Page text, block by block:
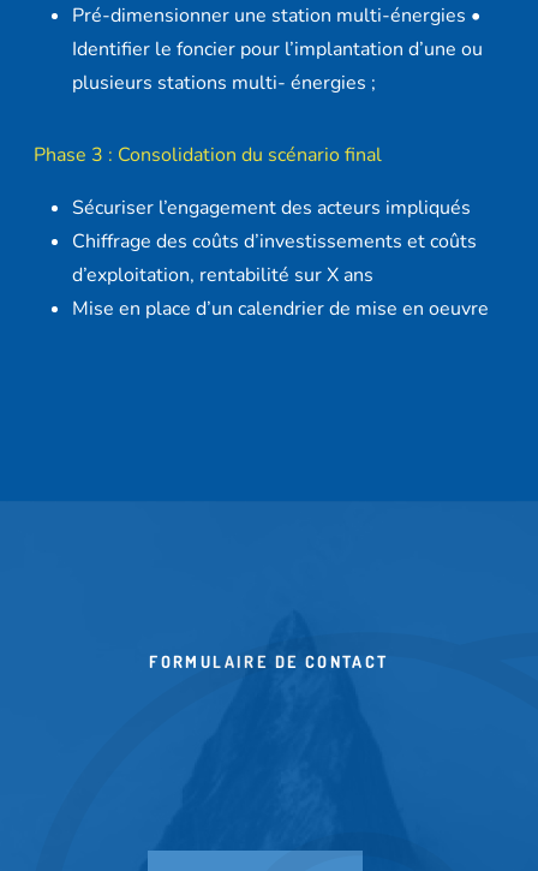
Pré-dimensionner une station multi-énergies •
Identifier le foncier pour l’implantation d’une ou
plusieurs stations multi- énergies ;
Phase 3 : Consolidation du scénario final
Sécuriser l’engagement des acteurs impliqués
Chiffrage des coûts d’investissements et coûts
d’exploitation, rentabilité sur X ans
Mise en place d’un calendrier de mise en oeuvre
FORMULAIRE DE CONTACT